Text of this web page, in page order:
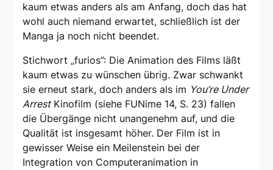
kaum etwas anders als am Anfang, doch das hat
wohl auch niemand erwartet, schließlich ist der
Manga ja noch nicht beendet.
Stichwort „furios”: Die Animation des Films läßt
kaum etwas zu wünschen übrig. Zwar schwankt
sie erneut stark, doch anders als im You’re Under
ArrestKinofilm (siehe FUNime 14, S. 23) fallen
die Übergänge nicht unangenehm auf, und die
Qualität ist insgesamt höher. Der Film ist in
gewisser Weise ein Meilenstein bei der
Integration von Computeranimation in